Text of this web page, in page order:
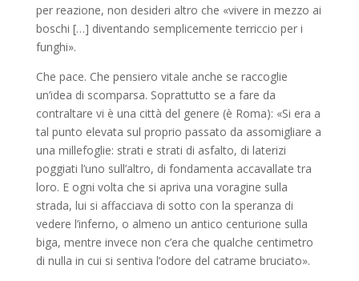
per reazione, non desideri altro che «vivere in mezzo ai
boschi […] diventando semplicemente terriccio per i
funghi».
Che pace. Che pensiero vitale anche se raccoglie
un’idea di scomparsa. Soprattutto se a fare da
contraltare vi è una città del genere (è Roma): «Si era a
tal punto elevata sul proprio passato da assomigliare a
una millefoglie: strati e strati di asfalto, di laterizi
poggiati l’uno sull’altro, di fondamenta accavallate tra
loro. E ogni volta che si apriva una voragine sulla
strada, lui si affacciava di sotto con la speranza di
vedere l’inferno, o almeno un antico centurione sulla
biga, mentre invece non c’era che qualche centimetro
di nulla in cui si sentiva l’odore del catrame bruciato».